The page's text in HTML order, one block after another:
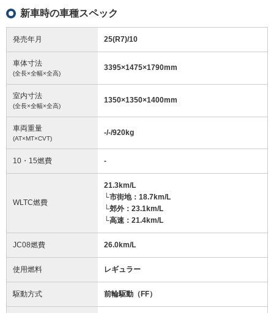
新車時の車種スペック
発売年月 25(R7)/10
車体寸法
(全長×全幅×全高)
3395×1475×1790mm
室内寸法
(全長×全幅×全高)
1350×1350×1400mm
車両重量
(AT×MT×CVT)
-/-/920kg
10・15燃費 -
WLTC燃費
21.3km/L
└市街地：18.7km/L
└郊外：23.1km/L
└高速：21.4km/L
JC08燃費 26.0km/L
使用燃料 レギュラー
駆動方式 前輪駆動（FF）